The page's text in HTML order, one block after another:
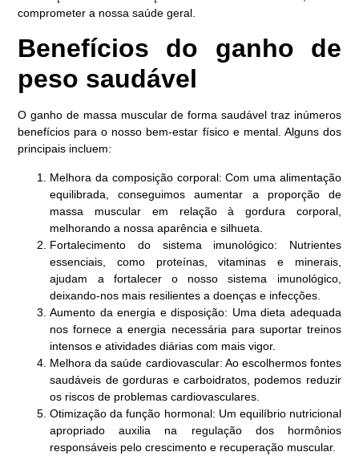
comprometer a nossa saúde geral.
Benefícios do ganho de
peso saudável
O ganho de massa muscular de forma saudável traz inúmeros
benefícios para o nosso bem-estar físico e mental. Alguns dos
principais incluem:
Melhora da composição corporal: Com uma alimentação
equilibrada, conseguimos aumentar a proporção de
massa muscular em relação à gordura corporal,
melhorando a nossa aparência e silhueta.
Fortalecimento do sistema imunológico: Nutrientes
essenciais, como proteínas, vitaminas e minerais,
ajudam a fortalecer o nosso sistema imunológico,
deixando-nos mais resilientes a doenças e infecções.
Aumento da energia e disposição: Uma dieta adequada
nos fornece a energia necessária para suportar treinos
intensos e atividades diárias com mais vigor.
Melhora da saúde cardiovascular: Ao escolhermos fontes
saudáveis de gorduras e carboidratos, podemos reduzir
os riscos de problemas cardiovasculares.
Otimização da função hormonal: Um equilíbrio nutricional
apropriado auxilia na regulação dos hormônios
responsáveis pelo crescimento e recuperação muscular.